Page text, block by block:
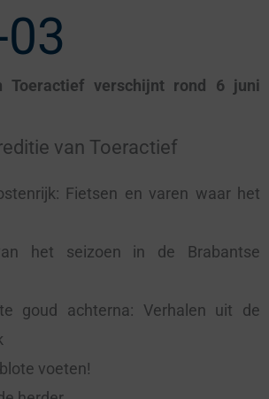
Toeractief verschijnt rond 6 juni
van Toeractief
Fietsen en varen waar het
het seizoen in de Brabantse
goud achterna: Verhalen uit de
voeten!